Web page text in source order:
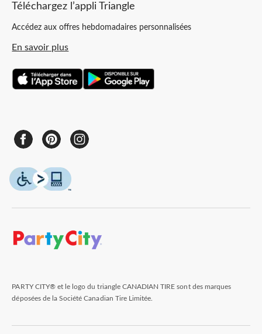
Téléchargez l’appli Triangle
Accédez aux offres hebdomadaires personnalisées
En savoir plus
PARTY CITY® et le logo du triangle CANADIAN TIRE sont des marques
déposées de la Société Canadian Tire Limitée.